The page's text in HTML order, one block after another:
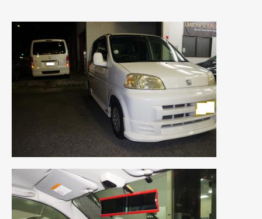
2020年10月
2020年9月(3)
2020年8月(4)
(3)
(2)
2020年5月(4)
2020年3月(4)
2020年2月 (12)